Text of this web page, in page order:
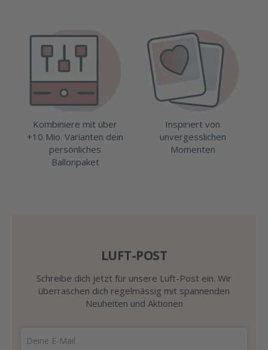
Kombiniere mit über
+10 Mio. Varianten dein
persönliches
Ballonpaket
Inspiriert von
unvergesslichen
Momenten
LUFT-POST
Schreibe dich jetzt für unsere Luft-Post ein. Wir
überraschen dich regelmässig mit spannenden
Neuheiten und Aktionen